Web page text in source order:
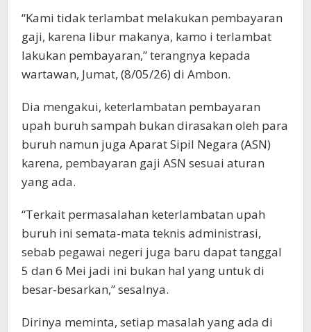
“Kami tidak terlambat melakukan pembayaran
gaji, karena libur makanya, kamo i terlambat
lakukan pembayaran,” terangnya kepada
wartawan, Jumat, (8/05/26) di Ambon.
Dia mengakui, keterlambatan pembayaran
upah buruh sampah bukan dirasakan oleh para
buruh namun juga Aparat Sipil Negara (ASN)
karena, pembayaran gaji ASN sesuai aturan
yang ada.
“Terkait permasalahan keterlambatan upah
buruh ini semata-mata teknis administrasi,
sebab pegawai negeri juga baru dapat tanggal
5 dan 6 Mei jadi ini bukan hal yang untuk di
besar-besarkan,” sesalnya.
Dirinya meminta, setiap masalah yang ada di